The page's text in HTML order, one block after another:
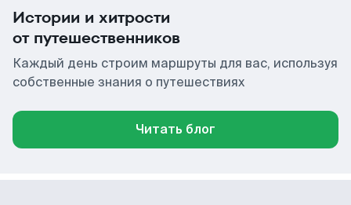
Истории и хитрости
от путешественников
Каждый день строим маршруты для вас, используя
собственные знания о путешествиях
Читать блог